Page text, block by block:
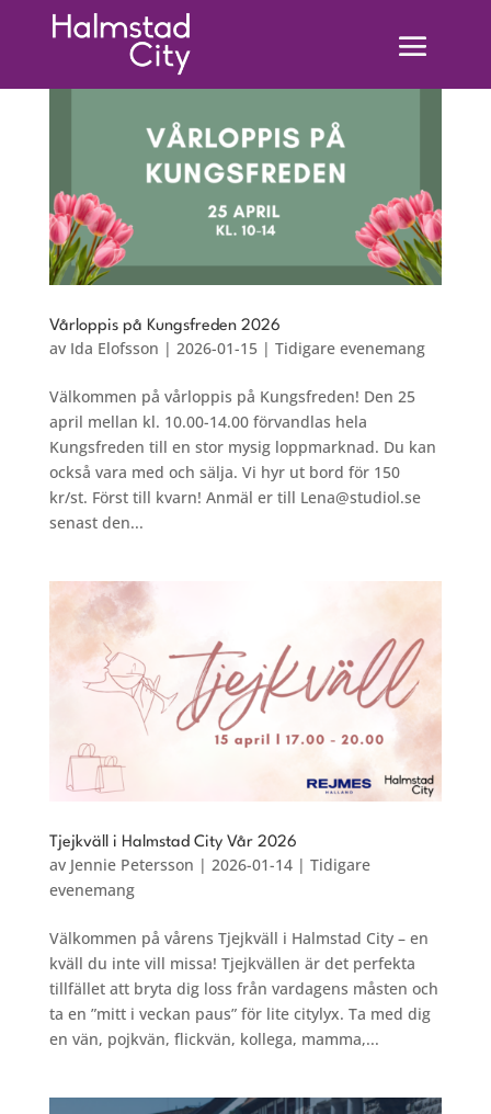
Vårloppis på Kungsfreden 2026
av Ida Elofsson | 2026-01-15| Tidigare evenemang
Välkommen på vårloppis på Kungsfreden! Den 25
april mellan kl. 10.00-14.00 förvandlas hela
Kungsfreden till en stor mysig loppmarknad. Du kan
också vara med och sälja. Vi hyr ut bord för 150
kr/st. Först till kvarn! Anmäl er till Lena@studiol.se
senast den...
Tjejkväll i Halmstad City Vår 2026
av Jennie Petersson | 2026-01-14| Tidigare
evenemang
Välkommen på vårens Tjejkväll i Halmstad City – en
kväll du inte vill missa! Tjejkvällen är det perfekta
tillfället att bryta dig loss från vardagens måsten och
ta en ”mitt i veckan paus” för lite citylyx. Ta med dig
en vän, pojkvän, flickvän, kollega, mamma,...